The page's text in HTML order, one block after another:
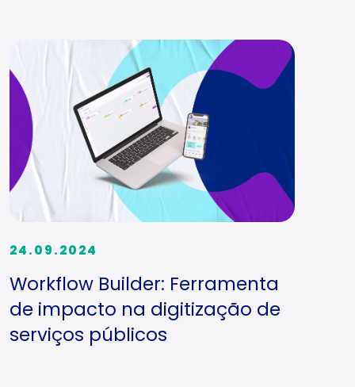
24.09.2024
Workflow Builder: Ferramenta
de impacto na digitização de
serviços públicos